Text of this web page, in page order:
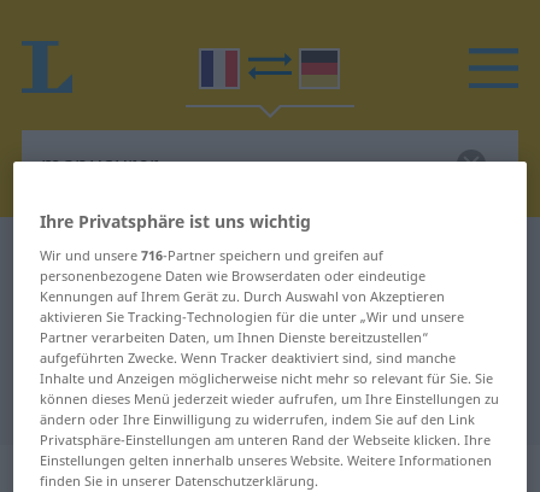
Französisch-Deutsch Wörterbuch manucurer
Französisch-Deutsch Übersetzung
für "manucurer"
"manucurer" Deutsch Übersetzung
„manucurer“: verbe transitif
Ihre Privatsphäre ist uns wichtig
Wir und unsere716-Partner speichern und greifen auf
personenbezogene Daten wie Browserdaten oder eindeutige
Kennungen auf Ihrem Gerät zu. Durch Auswahl von Akzeptieren
aktivieren Sie Tracking-Technologien für die unter „Wir und unsere
Partner verarbeiten Daten, um Ihnen Dienste bereitzustellen“
aufgeführten Zwecke. Wenn Tracker deaktiviert sind, sind manche
Inhalte und Anzeigen möglicherweise nicht mehr so relevant für Sie. Sie
können dieses Menü jederzeit wieder aufrufen, um Ihre Einstellungen zu
ändern oder Ihre Einwilligung zu widerrufen, indem Sie auf den Link
Privatsphäre-Einstellungen am unteren Rand der Webseite klicken. Ihre
Einstellungen gelten innerhalb unseres Website. Weitere Informationen
finden Sie in unserer Datenschutzerklärung.